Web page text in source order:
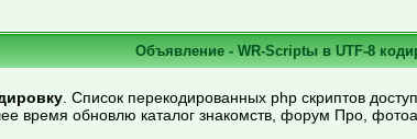
Объявление - WR-Scriptы в UTF-8
. Список перекодированных php скриптов
время обновлю каталог знакомств, форум Про,